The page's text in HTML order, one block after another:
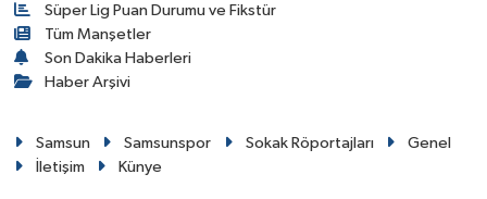
Süper Lig Puan Durumu ve Fikstür
Tüm Manşetler
Son Dakika Haberleri
Haber Arşivi
Samsun Samsunspor Sokak Röportajları
Genel
İletişim
Künye